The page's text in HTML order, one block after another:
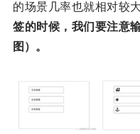
的场景几率也就相对较大
签的时候，我们要注意
图）。